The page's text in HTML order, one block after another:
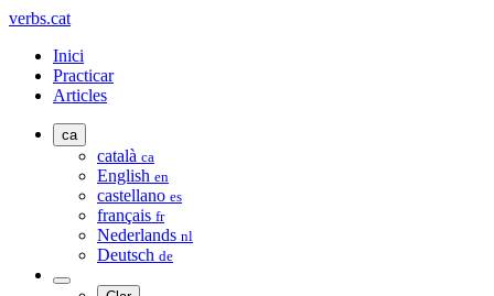
verbs.cat
Inici
Practicar
Articles
ca
català ca
English en
castellano es
français fr
Nederlands nl
Deutsch de